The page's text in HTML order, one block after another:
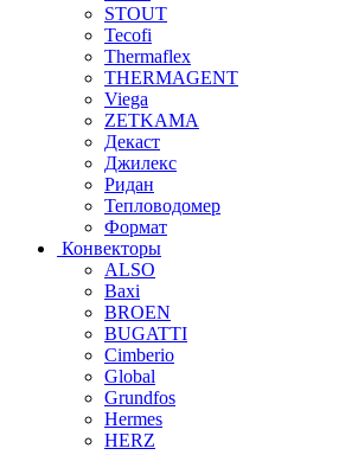
STOUT
Tecofi
Thermaflex
THERMAGENT
Viega
ZETKAMA
Декаст
Джилекс
Ридан
Тепловодомер
Формат
Конвекторы
ALSO
Baxi
BROEN
BUGATTI
Cimberio
Global
Grundfos
Hermes
HERZ